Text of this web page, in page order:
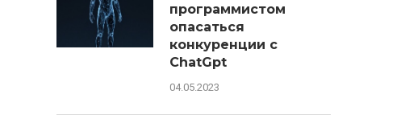
программистом
опасаться
конкуренции с
ChatGpt
04.05.2023